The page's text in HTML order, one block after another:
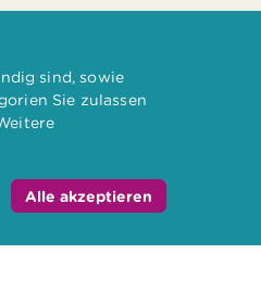
sind, sowie
Sie zulassen
Alle akzeptieren